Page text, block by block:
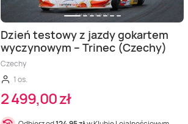
Dzień testowy z jazdy gokartem
wyczynowym – Trinec (Czechy)
Czechy
1 os.
2 499,00 zł